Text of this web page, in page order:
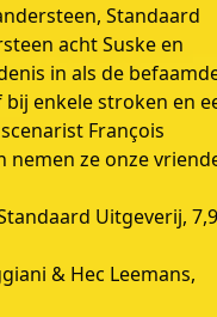
Standaard
acht Suske en
in als de
bij enkele stroken en
François
nemen ze onze
Uitgeverij,
& Hec Leemans,